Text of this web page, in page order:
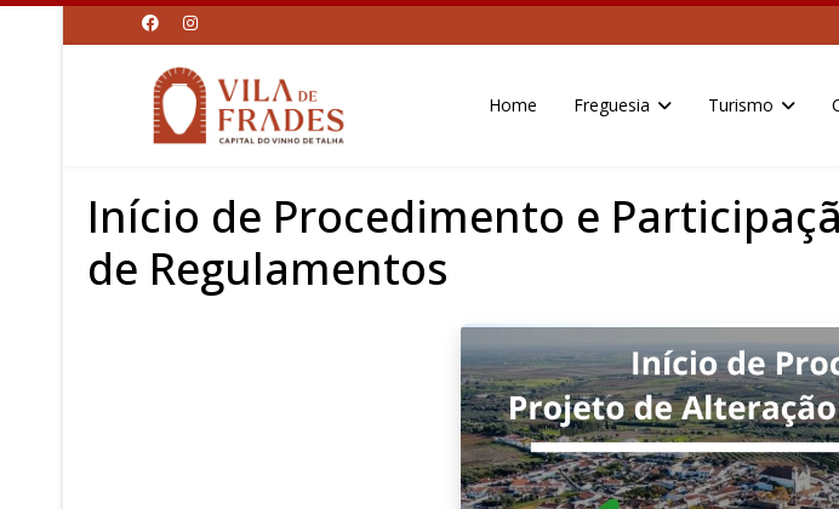
Home Freguesia Turismo
Início de Procedimento e
de Regulamentos